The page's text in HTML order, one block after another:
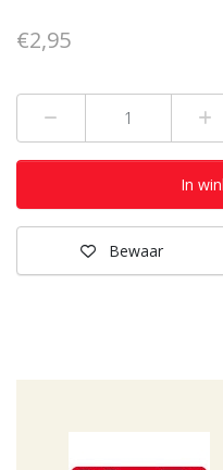
€2,95
In
Bewaar